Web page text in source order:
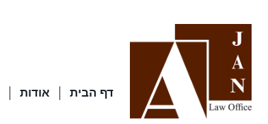
דף הבית אודות